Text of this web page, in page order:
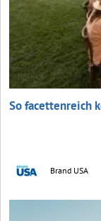
So facettenreich
Brand USA